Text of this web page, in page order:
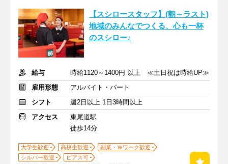
【スシロースタッフ】(朝～ラスト)
地域のみんなでつくる、心も一杯
のスシロー♪
給与
時給1120～1400円 以上 ≪土日祝は時給UP≫
雇用形態
アルバイト・パート
シフト
週2日以上 1日3時間以上
アクセス
東尾道駅
徒歩14分
大学生歓迎 高校生歓迎
副業・Ｗワーク歓迎
シルバー歓迎
ピアス可